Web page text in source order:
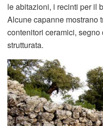
le abitazioni, i recinti per il
Alcune capanne mostrano
contenitori ceramici,
strutturata.